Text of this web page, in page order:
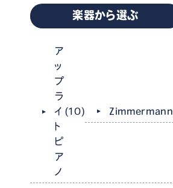
楽器から選ぶ
ア
ッ
プ
ラ
イ
ト
ピ
ア
ノ
(10) Zimmermann